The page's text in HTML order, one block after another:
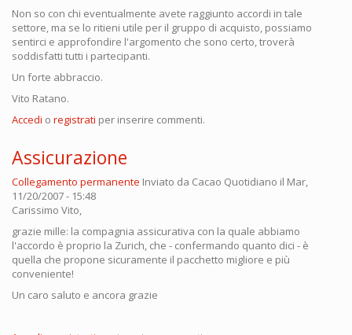
Non so con chi eventualmente avete raggiunto accordi in tale
settore, ma se lo ritieni utile per il gruppo di acquisto, possiamo
sentirci e approfondire l'argomento che sono certo, troverà
soddisfatti tutti i partecipanti.
Un forte abbraccio.
Vito Ratano.
Accedi o registrati per inserire commenti.
Assicurazione
Collegamento permanente Inviato da Cacao Quotidiano il Mar,
11/20/2007 - 15:48
Carissimo Vito,
grazie mille: la compagnia assicurativa con la quale abbiamo
l'accordo è proprio la Zurich, che - confermando quanto dici - è
quella che propone sicuramente il pacchetto migliore e più
conveniente!
Un caro saluto e ancora grazie